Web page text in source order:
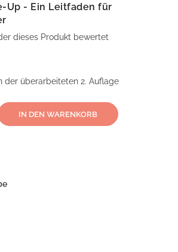
Up - Ein Leitfaden für
dieses Produkt bewertet
der überarbeiteten 2. Auflage
IN DEN WARENKORB